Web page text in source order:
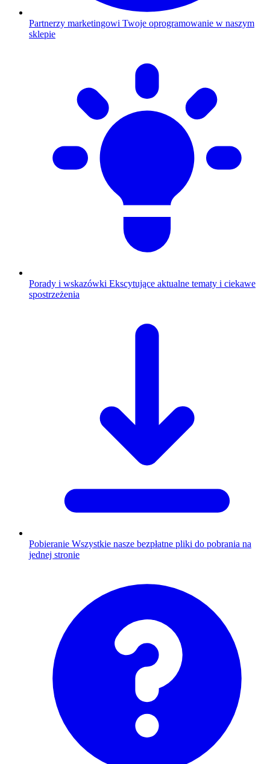
Partnerzy marketingowi Twoje oprogramowanie w naszym
sklepie
Porady i wskazówki Ekscytujące aktualne tematy i ciekawe
spostrzeżenia
Pobieranie Wszystkie nasze bezpłatne pliki do pobrania na
jednej stronie